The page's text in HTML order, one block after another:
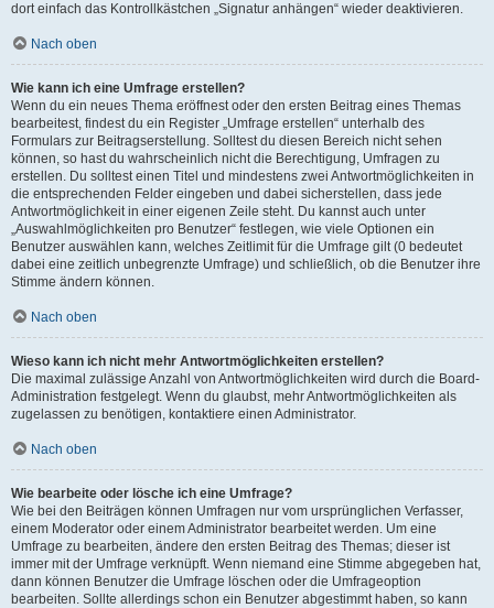
dort einfach das Kontrollkästchen „Signatur anhängen“ wieder deaktivieren.
Nach oben
Wie kann ich eine Umfrage erstellen?
Wenn du ein neues Thema eröffnest oder den ersten Beitrag eines Themas
bearbeitest, findest du ein Register „Umfrage erstellen“ unterhalb des
Formulars zur Beitragserstellung. Solltest du diesen Bereich nicht sehen
können, so hast du wahrscheinlich nicht die Berechtigung, Umfragen zu
erstellen. Du solltest einen Titel und mindestens zwei Antwortmöglichkeiten in
die entsprechenden Felder eingeben und dabei sicherstellen, dass jede
Antwortmöglichkeit in einer eigenen Zeile steht. Du kannst auch unter
„Auswahlmöglichkeiten pro Benutzer“ festlegen, wie viele Optionen ein
Benutzer auswählen kann, welches Zeitlimit für die Umfrage gilt (0 bedeutet
dabei eine zeitlich unbegrenzte Umfrage) und schließlich, ob die Benutzer ihre
Stimme ändern können.
Nach oben
Wieso kann ich nicht mehr Antwortmöglichkeiten erstellen?
Die maximal zulässige Anzahl von Antwortmöglichkeiten wird durch die Board-
Administration festgelegt. Wenn du glaubst, mehr Antwortmöglichkeiten als
zugelassen zu benötigen, kontaktiere einen Administrator.
Nach oben
Wie bearbeite oder lösche ich eine Umfrage?
Wie bei den Beiträgen können Umfragen nur vom ursprünglichen Verfasser,
einem Moderator oder einem Administrator bearbeitet werden. Um eine
Umfrage zu bearbeiten, ändere den ersten Beitrag des Themas; dieser ist
immer mit der Umfrage verknüpft. Wenn niemand eine Stimme abgegeben hat,
dann können Benutzer die Umfrage löschen oder die Umfrageoption
bearbeiten. Sollte allerdings schon ein Benutzer abgestimmt haben, so kann